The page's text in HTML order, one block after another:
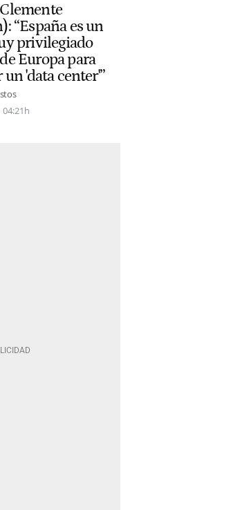
“España es un
privilegiado
Europa para
'data center'”
04:21h